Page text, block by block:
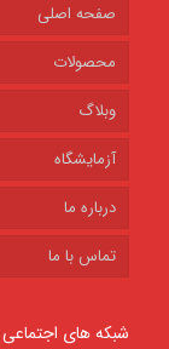
صفحه اصلی
محصولات
وبلاگ
آزمایشگاه
درباره ما
تماس با ما
شبکه های اجتماعی